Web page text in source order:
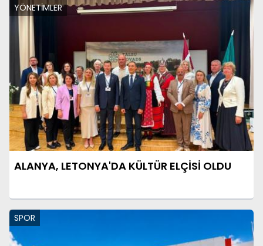
YÖNETİMLER
ALANYA, LETONYA'DA KÜLTÜR ELÇİSİ OLDU
SPOR